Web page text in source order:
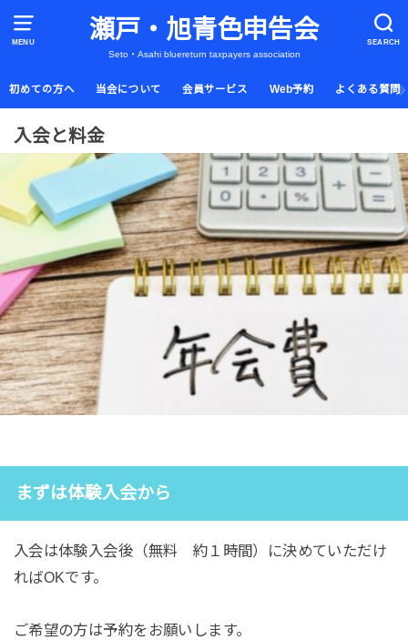
MENU SEARCH
瀬戸・旭青色申告会
Seto・Asahi bluereturn taxpayers association
初めての方へ 当会について 会員サービス Web予約 よくある質問
入会と料金
まずは体験入会から
入会は体験入会後（無料 約１時間）に決めていただけ
ればOKです。
ご希望の方は予約をお願いします。